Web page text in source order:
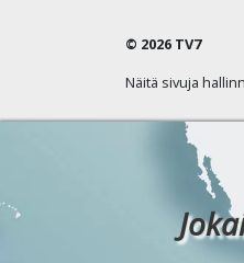
© 2026 TV7
Näitä sivuja